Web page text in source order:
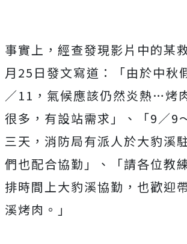
事實上，經查發現影片中的某
月25日發文寫道：「由於中秋
／11，氣候應該仍然炎熱…烤
很多，有設站需求」、「9／9
三天，消防局有派人於大豹溪
們也配合協勤」、「請各位教
排時間上大豹溪協勤，也歡迎
溪烤肉。」